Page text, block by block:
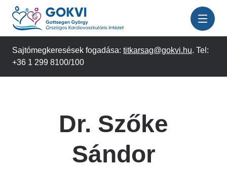
Ugrás
tartalomra
Sajtómegkeresések fogadása: titkarsag@gokvi.hu. Tel:
+36 1 299 8100/100
Dr. Szőke
Sándor